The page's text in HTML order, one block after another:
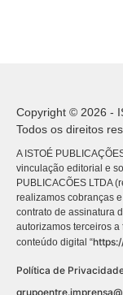
Copyright © 2026 -
Todos os direitos
A ISTOÉ
vinculação editorial e
PUBLICACÕES LTDA
realizamos cobranças
contrato de assinatura
autorizamos terceiros
conteúdo digital “
Política de